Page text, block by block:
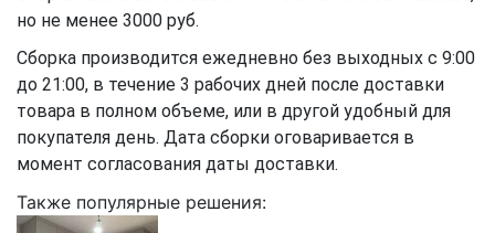
но не менее 3000 руб.
Сборка производится ежедневно без выходных с 9:00
до 21:00, в течение 3 рабочих дней после доставки
товара в полном объеме, или в другой удобный для
покупателя день. Дата сборки оговаривается в
момент согласования даты доставки.
Также популярные решения: